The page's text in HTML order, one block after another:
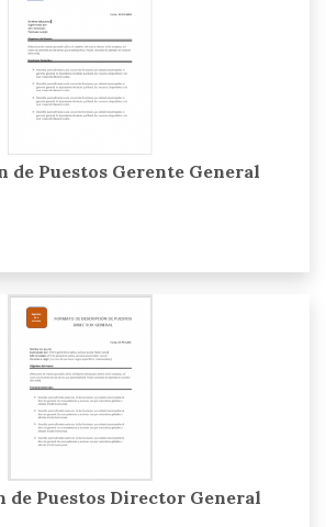
de Puestos Gerente General
de Puestos Director General